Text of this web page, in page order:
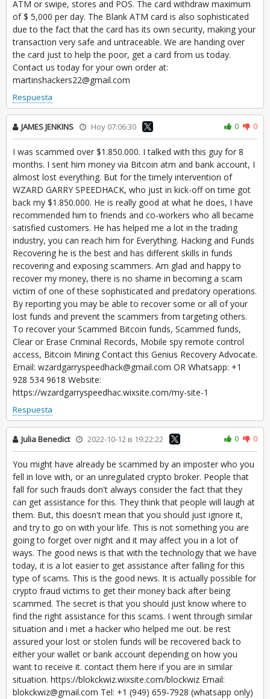
ATM or swipe, stores and POS. The card withdraw maximum
of $ 5,000 per day. The Blank ATM card is also sophisticated
due to the fact that the card has its own security, making your
transaction very safe and untraceable. We are handing over
the card just to help the poor, get a card from us today.
Contact us today for your own order at:
martinshackers22@gmail.com
Respuesta
JAMES JENKINS Hoy 07:06:30 0 0
I was scammed over $1.850.000. I talked with this guy for 8
months. I sent him money via Bitcoin atm and bank account, I
almost lost everything. But for the timely intervention of
WZARD GARRY SPEEDHACK, who just in kick-off on time got
back my $1.850.000. He is really good at what he does, I have
recommended him to friends and co-workers who all became
satisfied customers. He has helped me a lot in the trading
industry, you can reach him for Everything. Hacking and Funds
Recovering he is the best and has different skills in funds
recovering and exposing scammers. Am glad and happy to
recover my money, there is no shame in becoming a scam
victim of one of these sophisticated and predatory operations.
By reporting you may be able to recover some or all of your
lost funds and prevent the scammers from targeting others.
To recover your Scammed Bitcoin funds, Scammed funds,
Clear or Erase Criminal Records, Mobile spy remote control
access, Bitcoin Mining Contact this Genius Recovery Advocate.
Email: wzardgarryspeedhack@gmail.com OR Whatsapp: +1
928 534 9618 Website:
https://wzardgarryspeedhac.wixsite.com/my-site-1
Respuesta
Julia Benedict 2022-10-12 в 19:22:22 0 0
You might have already be scammed by an imposter who you
fell in love with, or an unregulated crypto broker. People that
fall for such frauds don't always consider the fact that they
can get assistance for this. They think that people will laugh at
them. But, this doesn't mean that you should just ignore it,
and try to go on with your life. This is not something you are
going to forget over night and it may affect you in a lot of
ways. The good news is that with the technology that we have
today, it is a lot easier to get assistance after falling for this
type of scams. This is the good news. It is actually possible for
crypto fraud victims to get their money back after being
scammed. The secret is that you should just know where to
find the right assistance for this scams. I went through similar
situation and i met a hacker who helped me out. be rest
assured your lost or stolen funds will be recovered back to
either your wallet or bank account depending on how you
want to receive it. contact them here if you are in similar
situation. https://blokckwiz.wixsite.com/blockwiz Email:
blokckwiz@gmail.com Tel: +1 (949) 659‑7928 (whatsapp only)